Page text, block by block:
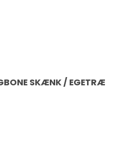
SKÆNK / EGETRÆ